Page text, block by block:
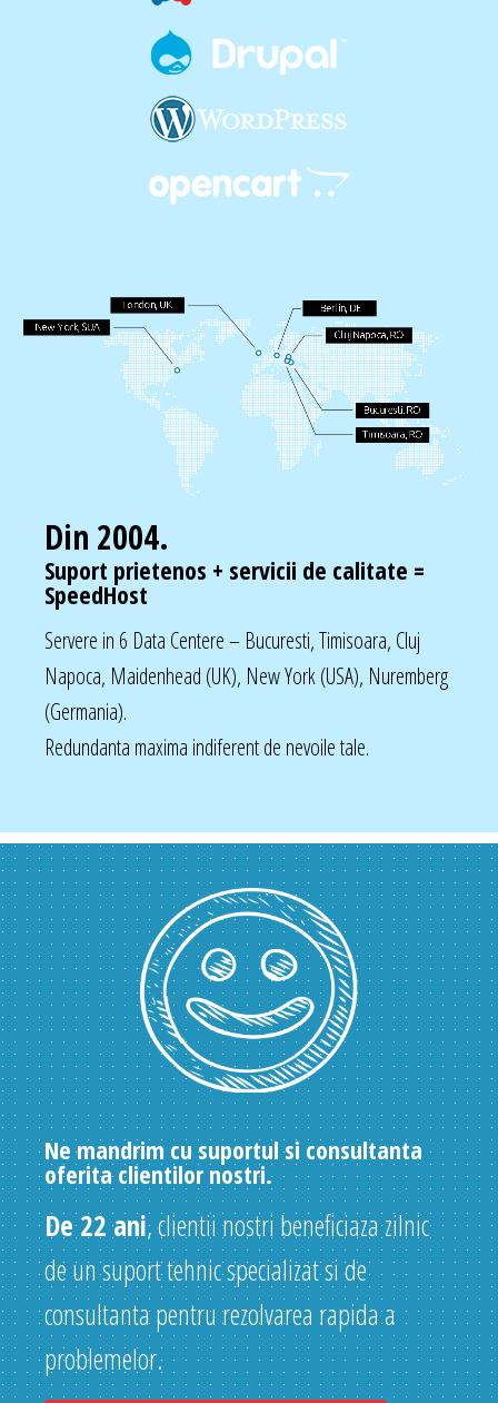
Din 2004.
Suport prietenos + servicii de calitate =
SpeedHost
Servere in 6 Data Centere – Bucuresti, Timisoara, Cluj
Napoca, Maidenhead (UK), New York (USA), Nuremberg
(Germania).
Redundanta maxima indiferent de nevoile tale.
Ne mandrim cu suportul si consultanta
oferita clientilor nostri.
De 22 ani, clientii nostri beneficiaza zilnic
de un suport tehnic specializat si de
consultanta pentru rezolvarea rapida a
problemelor.